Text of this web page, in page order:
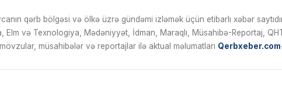
qərb bölgəsi və ölkə üzrə gündəmi izləmək üçün etibarlı xəbər
Elm və Texnologiya, Mədəniyyət, İdman, Maraqlı, Müsahibə-Reportaj,
müsahibələr və reportajlar ilə aktual məlumatları Qerbxeber.com